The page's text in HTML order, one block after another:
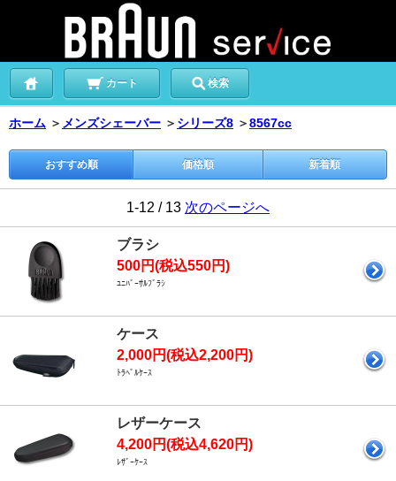
カート 検索
ホーム ＞ メンズシェーバー ＞ シリーズ8 ＞8567cc
おすすめ順 価格順 新着順
1-12 / 13 次のページへ
ブラシ
500円(税込550円)
ﾕﾆﾊﾞｰｻﾙﾌﾞﾗｼ
ケース
2,000円(税込2,200円)
ﾄﾗﾍﾞﾙｹｰｽ
レザーケース
4,200円(税込4,620円)
ﾚｻﾞｰｹｰｽ